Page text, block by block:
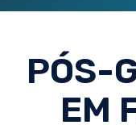
PÓS-
EM